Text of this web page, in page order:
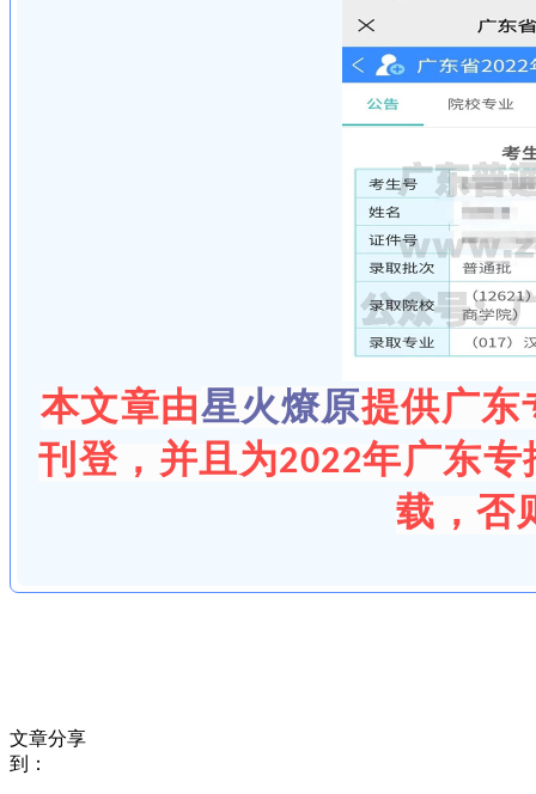
本文章由 星火燎原提供广东
刊登，并且为2022年广东
载，否
文章分享
到：